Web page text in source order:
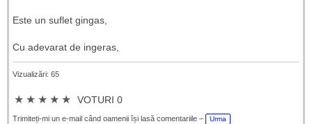
Este un suflet gingas,
Cu adevarat de ingeras,
Vizualizări: 65
★ ★ ★ ★ ★ VOTURI 0
Trimiteți-mi un e-mail când oamenii își lasă comentariile – Urma